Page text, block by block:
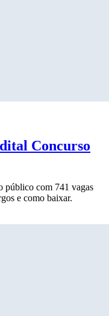
Concurso
com 741 vagas
e como baixar.